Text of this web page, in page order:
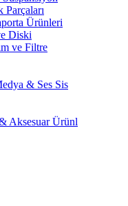
Ürünleri
Diski
ve Filtre
& Ses Sis
Aksesuar Ürünl